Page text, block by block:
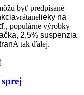
byť predpísané
vrátane lieky na
, populárne výrobky
2,5% suspenzia
A tak ďalej.